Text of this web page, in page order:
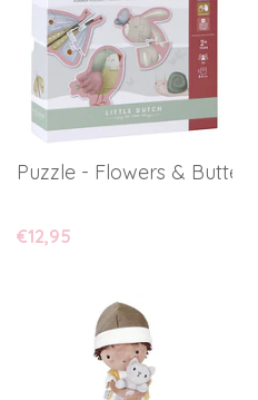
Puzzle - Flowers &
€12,95